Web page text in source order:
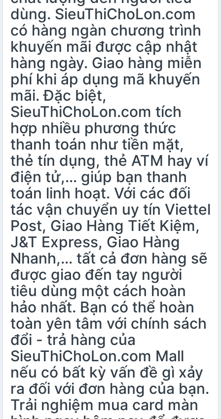
dùng. SieuThiChoLon.com
có hàng ngàn chương trình
khuyến mãi được cập nhật
hàng ngày. Giao hàng miễn
phí khi áp dụng mã khuyến
mãi. Đặc biệt,
SieuThiChoLon.com tích
hợp nhiều phương thức
thanh toán như tiền mặt,
thẻ tín dụng, thẻ ATM hay ví
điện tử,… giúp bạn thanh
toán linh hoạt. Với các đối
tác vận chuyển uy tín Viettel
Post, Giao Hàng Tiết Kiệm,
J&T Express, Giao Hàng
Nhanh,… tất cả đơn hàng sẽ
được giao đến tay người
tiêu dùng một cách hoàn
hảo nhất. Bạn có thể hoàn
toàn yên tâm với chính sách
đổi - trả hàng của
SieuThiChoLon.com Mall
nếu có bất kỳ vấn đề gì xảy
ra đối với đơn hàng của bạn.
Trải nghiệm mua card màn